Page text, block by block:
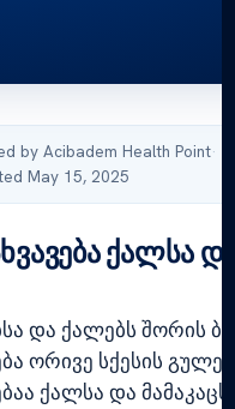
by Acibadem Health Point·
May 15, 2025
ქალსა
და ქალებს შორის
ორივე სქესის
ქალსა და